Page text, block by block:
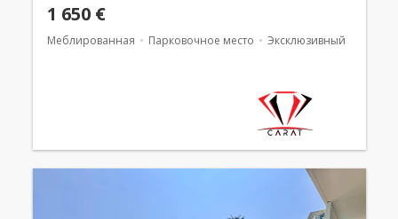
1 650 €
Меблированная Парковочное место Эксклюзивный